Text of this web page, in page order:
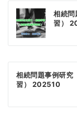
投
稿
ナ
ビ
ゲ
ー
シ
相続問
習）
相続問題事例研究
習） 202510